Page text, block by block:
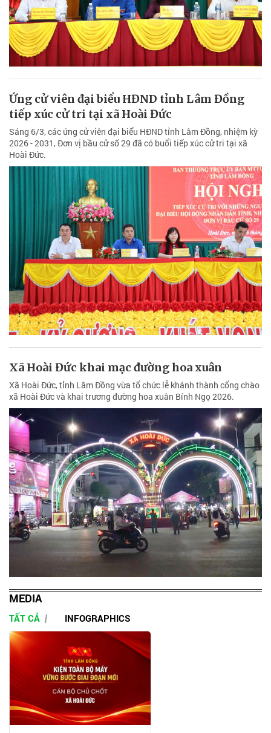
Ứng cử viên đại biểu HĐND tỉnh Lâm Đồng
tiếp xúc cử tri tại xã Hoài Đức
Sáng 6/3, các ứng cử viên đại biểu HĐND tỉnh Lâm Đồng, nhiệm kỳ
2026 - 2031, Đơn vị bầu cử số 29 đã có buổi tiếp xúc cử tri tại xã
Hoài Đức.
Xã Hoài Đức khai mạc đường hoa xuân
Xã Hoài Đức, tỉnh Lâm Đồng vừa tổ chức lễ khánh thành cổng chào
xã Hoài Đức và khai trương đường hoa xuân Bính Ngọ 2026.
MEDIA
TẤT CẢ INFOGRAPHICS